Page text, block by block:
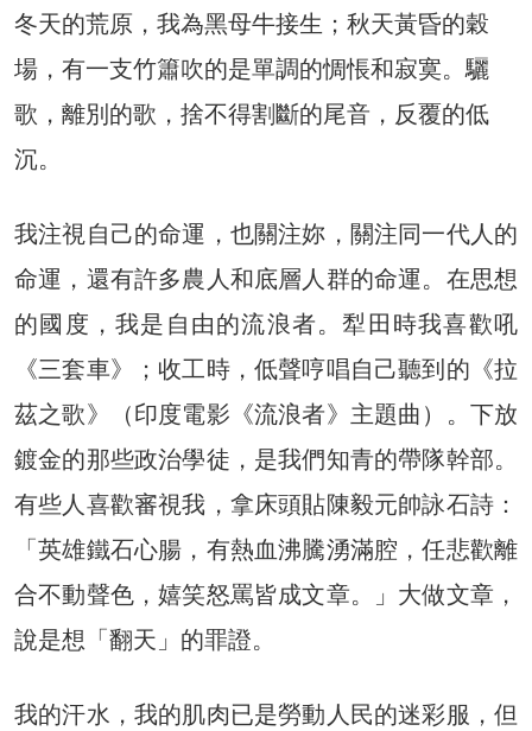
冬天的荒原，我為黑母牛接生；秋天黃昏的穀
場，有一支竹簫吹的是單調的惆悵和寂寞。驪
歌，離別的歌，捨不得割斷的尾音，反覆的低
沉。
我注視自己的命運，也關注妳，關注同一代人的
命運，還有許多農人和底層人群的命運。在思想
的國度，我是自由的流浪者。犁田時我喜歡吼
《三套車》；收工時，低聲哼唱自己聽到的《拉
茲之歌》（印度電影《流浪者》主題曲）。下放
鍍金的那些政治學徒，是我們知青的帶隊幹部。
有些人喜歡審視我，拿床頭貼陳毅元帥詠石詩：
「英雄鐵石心腸，有熱血沸騰湧滿腔，任悲歡離
合不動聲色，嬉笑怒罵皆成文章。」大做文章，
說是想「翻天」的罪證。
我的汗水，我的肌肉已是勞動人民的迷彩服，但